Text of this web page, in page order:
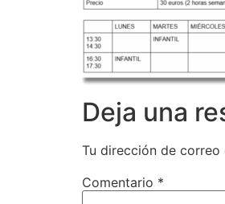
Deja una
Tu dirección de
Comentario *